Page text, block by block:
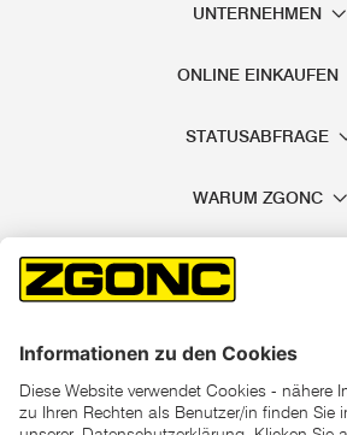
UNTERNEHMEN
ONLINE EINKAUFEN
STATUSABFRAGE
WARUM ZGONC